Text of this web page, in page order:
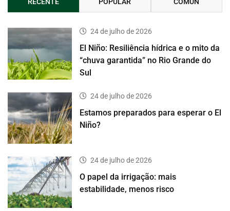
RECENTE POPULAR COMUN
24 de julho de 2026
El Niño: Resiliência hídrica e o mito da
“chuva garantida” no Rio Grande do
Sul
24 de julho de 2026
Estamos preparados para esperar o El
Niño?
24 de julho de 2026
O papel da irrigação: mais
estabilidade, menos risco